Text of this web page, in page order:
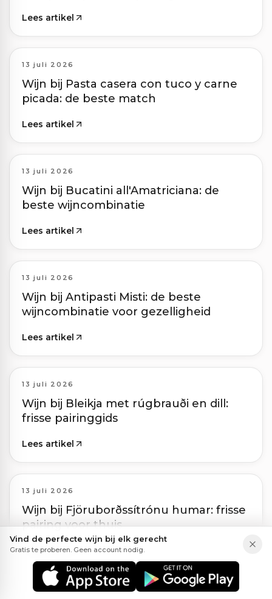
Lees artikel
13 juli 2026
Wijn bij Pasta casera con tuco y carne
picada: de beste match
Lees artikel
13 juli 2026
Wijn bij Bucatini all'Amatriciana: de
beste wijncombinatie
Lees artikel
13 juli 2026
Wijn bij Antipasti Misti: de beste
wijncombinatie voor gezelligheid
Lees artikel
13 juli 2026
Wijn bij Bleikja met rúgbrauði en dill:
frisse pairinggids
Lees artikel
13 juli 2026
Wijn bij Fjöruborðssítrónu humar: frisse
pairing voor thuis
Lees artikel
Vind de perfecte wijn bij elk gerecht
Gratis te proberen. Geen account nodig.